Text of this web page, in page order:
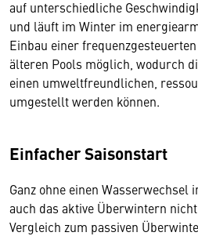
auf unterschiedliche
und läuft im Winter im
Einbau einer
älteren Pools möglich, wodurch
einen umweltfreundlichen,
umgestellt werden können.
Einfacher Saisonstart
Ganz ohne einen
auch das aktive Überwintern
Vergleich zum passiven